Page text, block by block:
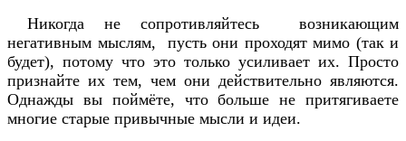
Никогда не сопротивляйтесь возникающим
негативным мыслям, пусть они проходят мимо (так и
будет), потому что это только усиливает их. Просто
признайте их тем, чем они действительно являются.
Однажды вы поймёте, что больше не притягиваете
многие старые привычные мысли и идеи.